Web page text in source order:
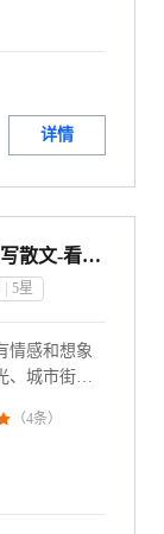
术广泛应
景。
详情
【万维易源】看图写散文-看图写作-由图像转文章-图像引导文案创作接口-视觉创作散文生成器-ai创作-ai人工...
5星
情感和想象
、城市街
出个性化
（4条）